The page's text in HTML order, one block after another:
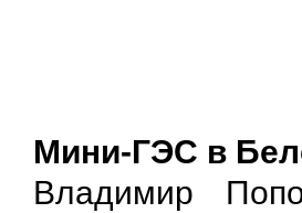
Мини-ГЭС в
Владимир